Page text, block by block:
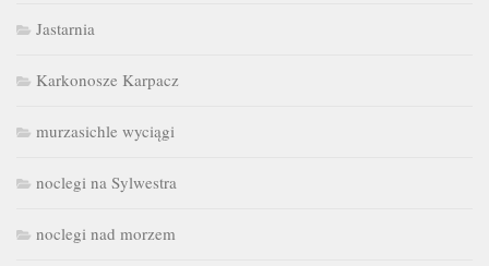
Jastarnia
Karkonosze Karpacz
murzasichle wyciągi
noclegi na Sylwestra
noclegi nad morzem